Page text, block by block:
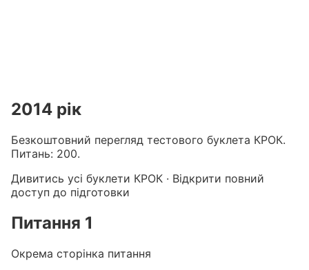
2014 рік
Безкоштовний перегляд тестового буклета КРОК.
Питань: 200.
Дивитись усі буклети КРОК · Відкрити повний
доступ до підготовки
Питання 1
Окрема сторінка питання